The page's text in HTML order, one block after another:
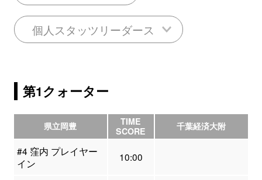
個人スタッツリーダース
第1クォーター
県立岡豊
TIME
SCORE
千葉経済大附
#4 窪内 プレイヤー
イン
10:00